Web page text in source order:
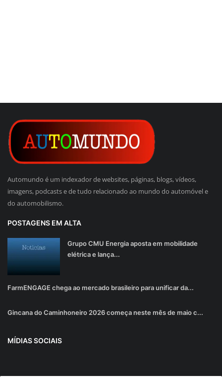
Automundo é um indexador de websites, páginas, blogs, vídeos,
imagens, podcasts e de tudo relacionado ao mundo do automóvel e
do automobilismo.
POSTAGENS EM ALTA
Grupo CMU Energia aposta em mobilidade
elétrica e lança...
FarmENGAGE chega ao mercado brasileiro para unificar da...
Gincana do Caminhoneiro 2026 começa neste mês de maio c...
MÍDIAS SOCIAIS